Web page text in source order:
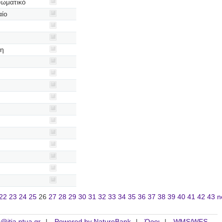
23 24 25 26 27 28 29 30 31 32 33 34 35 36 37 38 39 40 41 42 43